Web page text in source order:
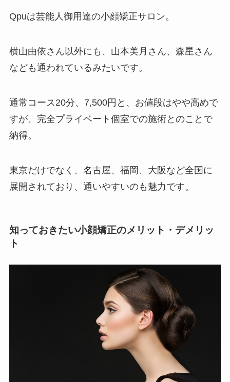
Qpuは芸能人御用達の小顔矯正サロン。
横山由依さん以外にも、山本美月さん、森星さん
なども通われているみたいです。
通常コース20分、7,500円と、お値段はやや高めで
すが、完全プライベート個室での施術とのことで
納得。
東京だけでなく、名古屋、福岡、大阪など全国に
展開されており、通いやすいのも魅力です。
知っておきたい小顔矯正のメリット・デメリッ
ト